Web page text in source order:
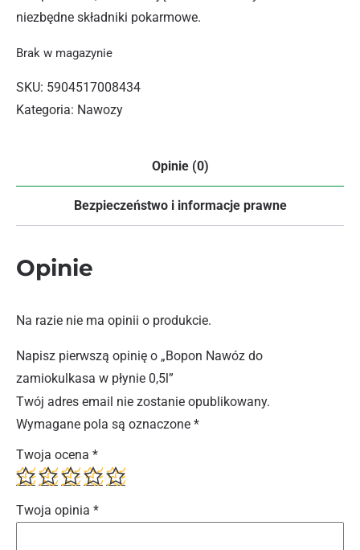
niezbędne składniki pokarmowe.
Brak w magazynie
SKU: 5904517008434
Kategoria: Nawozy
Opinie (0)
Bezpieczeństwo i informacje prawne
Opinie
Na razie nie ma opinii o produkcie.
Napisz pierwszą opinię o „Bopon Nawóz do
zamiokulkasa w płynie 0,5l”
Twój adres email nie zostanie opublikowany.
Wymagane pola są oznaczone *
Twoja ocena *
Twoja opinia *